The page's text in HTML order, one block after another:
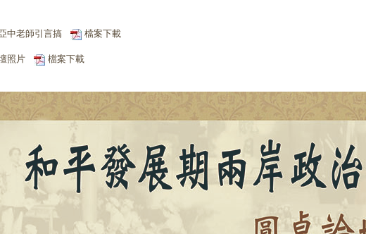
中老師引言搞 檔案下載
照片 檔案下載